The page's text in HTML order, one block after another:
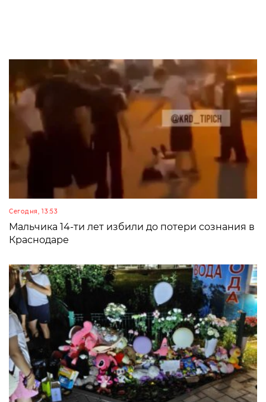
Сегодня, 13:53
Мальчика 14-ти лет избили до потери сознания в
Краснодаре